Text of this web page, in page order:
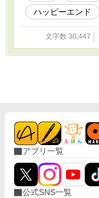
ハッピーエンド
文字数 30,447
アプリ一覧
公式SNS一覧